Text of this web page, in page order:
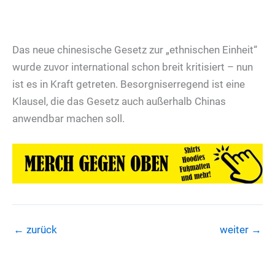
Das neue chinesische Gesetz zur „ethnischen Einheit“
wurde zuvor international schon breit kritisiert – nun
ist es in Kraft getreten. Besorgniserregend ist eine
Klausel, die das Gesetz auch außerhalb Chinas
anwendbar machen soll.
← zurück weiter →